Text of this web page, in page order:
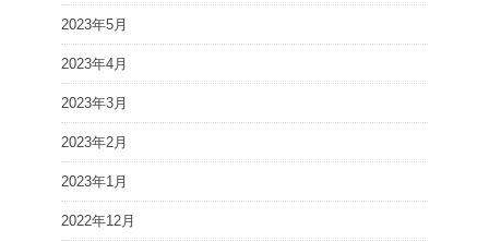
2023年5月
2023年4月
2023年3月
2023年2月
2023年1月
2022年12月